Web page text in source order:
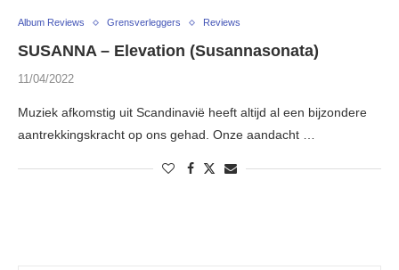
Album Reviews Grensverleggers Reviews
SUSANNA – Elevation (Susannasonata)
11/04/2022
Muziek afkomstig uit Scandinavië heeft altijd al een bijzondere
aantrekkingskracht op ons gehad. Onze aandacht …